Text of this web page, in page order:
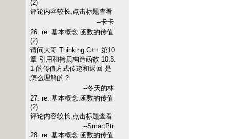
(2)
评论内容较长,点击标题查看
--卡卡
26. re: 基本概念:函数的传值
(2)
请问大哥 Thinking C++ 第10
章 引用和拷贝构造函数 10.3.
1 的传值方式传递和返回 是
怎么理解的？
--冬天的林
27. re: 基本概念:函数的传值
(2)
评论内容较长,点击标题查看
--SmartPtr
28. re: 基本概念:函数的传值